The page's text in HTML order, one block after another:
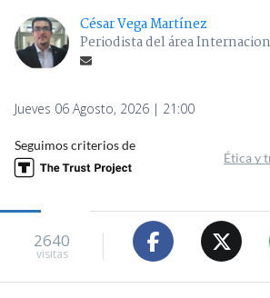
César Vega Martínez
Periodista del área
Jueves 06 Agosto, 2026 | 21:00
Seguimos criterios de
Ética y
2640
visitas